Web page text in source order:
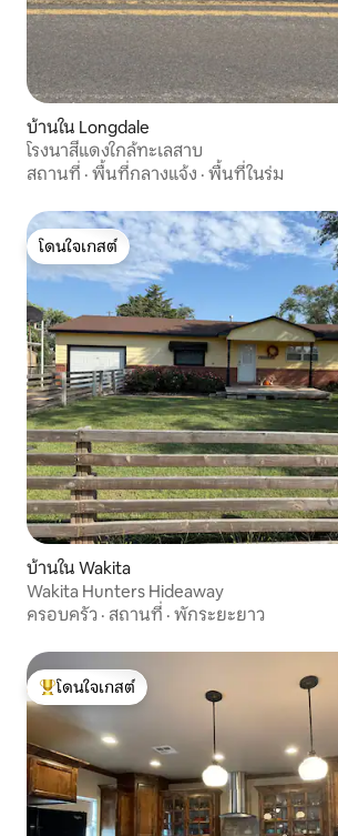
บ้านใน Longdale
โรงนาสีแดงใกล้ทะเลสาบ
สถานที่ · พื้นที่กลางแจ้ง · พื้นที่ในร่ม
โดนใจเกสต์
โดนใจเกสต์
บ้านใน Wakita
Wakita Hunters Hideaway
ครอบครัว · สถานที่ · พักระยะยาว
โดนใจเกสต์ที่สุด
โดนใจเกสต์